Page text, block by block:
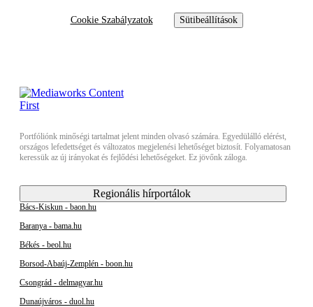
Cookie Szabályzatok Sütibeállítások
Portfóliónk minőségi tartalmat jelent minden olvasó számára. Egyedülálló elérést,
országos lefedettséget és változatos megjelenési lehetőséget biztosít. Folyamatosan
keressük az új irányokat és fejlődési lehetőségeket. Ez jövőnk záloga.
Regionális hírportálok
Bács-Kiskun - baon.hu
Baranya - bama.hu
Békés - beol.hu
Borsod-Abaúj-Zemplén - boon.hu
Csongrád - delmagyar.hu
Dunaújváros - duol.hu